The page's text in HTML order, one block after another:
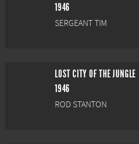
1946
SERGEANT TIM
LOST CITY OF THE JUNGLE
1946
ROD STANTON